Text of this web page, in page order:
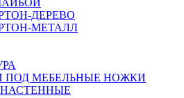
ДЕРЕВО
МЕТАЛЛ
ПОД МЕБЕЛЬНЫЕ НОЖКИ